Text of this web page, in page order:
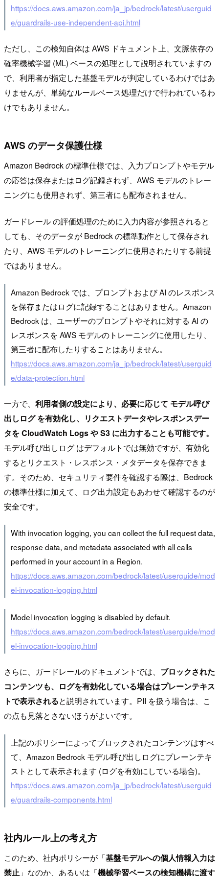
https://docs.aws.amazon.com/ja_jp/bedrock/latest/userguid
e/guardrails-use-independent-api.html
ただし、この検知自体は AWS ドキュメント上、文脈依存の
確率機械学習 (ML) ベースの処理として説明されていますの
で、利用者が指定した基盤モデルが判定しているわけではあ
りませんが、単純なルールベース処理だけで行われているわ
けでもありません。
AWS のデータ保護仕様
Amazon Bedrock の標準仕様では、入力プロンプトやモデル
の応答は保存またはログ記録されず、AWS モデルのトレー
ニングにも使用されず、第三者にも配布されません。
ガードレール の評価処理のために入力内容が参照されると
しても、そのデータが Bedrock の標準動作として保存され
たり、AWS モデルのトレーニングに使用されたりする前提
ではありません。
Amazon Bedrock では、プロンプトおよび AI のレスポンス
を保存またはログに記録することはありません。Amazon
Bedrock は、ユーザーのプロンプトやそれに対する AI の
レスポンスを AWS モデルのトレーニングに使用したり、
第三者に配布したりすることはありません。
https://docs.aws.amazon.com/ja_jp/bedrock/latest/userguid
e/data-protection.html
一方で、 利用者側の設定により、必要に応じて モデル呼び
出しログ を有効化し、リクエストデータやレスポンスデー
タを CloudWatch Logs や S3 に出力することも可能です。
モデル呼び出しログ はデフォルトでは無効ですが、有効化
するとリクエスト・レスポンス・メタデータを保存できま
す。そのため、セキュリティ要件を確認する際は、Bedrock
の標準仕様に加えて、ログ出力設定もあわせて確認するのが
安全です。
With invocation logging, you can collect the full request data,
response data, and metadata associated with all calls
performed in your account in a Region.
https://docs.aws.amazon.com/bedrock/latest/userguide/mod
el-invocation-logging.html
Model invocation logging is disabled by default.
https://docs.aws.amazon.com/bedrock/latest/userguide/mod
el-invocation-logging.html
さらに、ガードレールのドキュメントでは、 ブロックされた
コンテンツも、ログを有効化している場合はプレーンテキス
トで表示されると説明されています。PII を扱う場合は、こ
の点も見落とさないほうがよいです。
上記のポリシーによってブロックされたコンテンツはすべ
て、Amazon Bedrock モデル呼び出しログにプレーンテキ
ストとして表示されます (ログを有効にしている場合)。
https://docs.aws.amazon.com/ja_jp/bedrock/latest/userguid
e/guardrails-components.html
社内ルール上の考え方
このため、社内ポリシーが「基盤モデルへの個人情報入力は
禁止 」なのか、あるいは「機械学習ベースの検知機構に渡す